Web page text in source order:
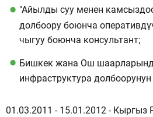
"Айылды суу менен
долбоору боюнча
чыгуу боюнча консультант;
Бишкек жана Ош
инфраструктура
01.03.2011 - 15.01.2012 - Кыргыз